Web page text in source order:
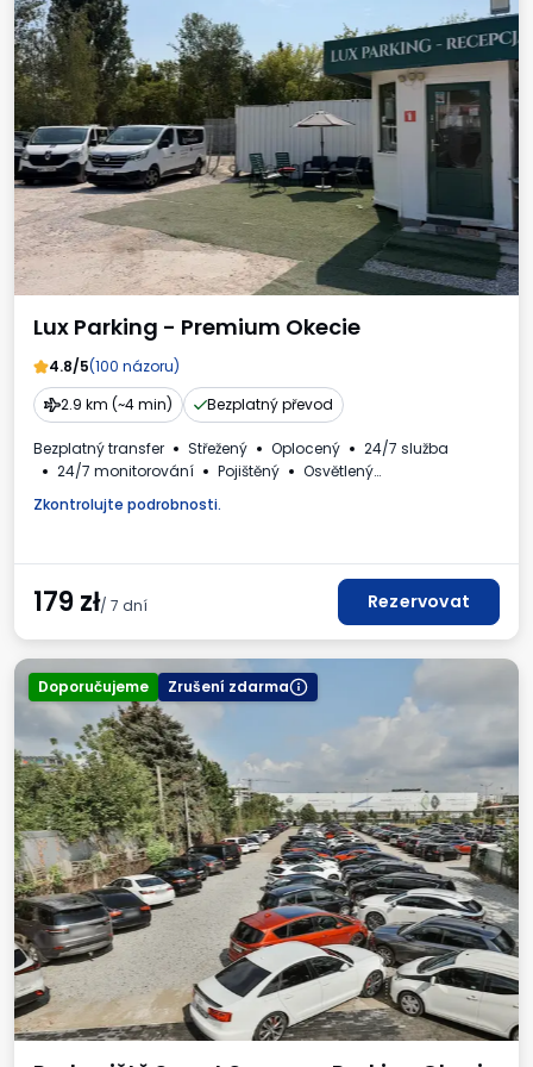
Lux Parking - Premium Okecie
4.8/5(100 názoru)
2.9 km (~4 min)
Bezplatný převod
Bezplatný transfer Střežený Oplocený
24/7 služba
24/7 monitorování
Pojištěný
Osvětlený
Zkontrolujte podrobnosti.
179zł/ 7 dní Rezervovat
Doporučujeme Zrušení zdarma